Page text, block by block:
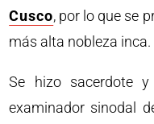
Cusco, por lo que se
más alta nobleza inca.
Se hizo sacerdote
examinador sinodal